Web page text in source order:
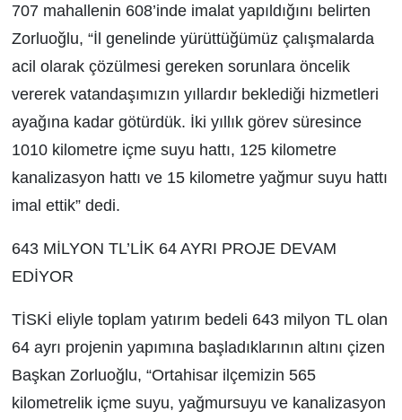
707 mahallenin 608’inde imalat yapıldığını belirten
Zorluoğlu, “İl genelinde yürüttüğümüz çalışmalarda
acil olarak çözülmesi gereken sorunlara öncelik
vererek vatandaşımızın yıllardır beklediği hizmetleri
ayağına kadar götürdük. İki yıllık görev süresince
1010 kilometre içme suyu hattı, 125 kilometre
kanalizasyon hattı ve 15 kilometre yağmur suyu hattı
imal ettik” dedi.
643 MİLYON TL’LİK 64 AYRI PROJE DEVAM
EDİYOR
TİSKİ eliyle toplam yatırım bedeli 643 milyon TL olan
64 ayrı projenin yapımına başladıklarının altını çizen
Başkan Zorluoğlu, “Ortahisar ilçemizin 565
kilometrelik içme suyu, yağmursuyu ve kanalizasyon